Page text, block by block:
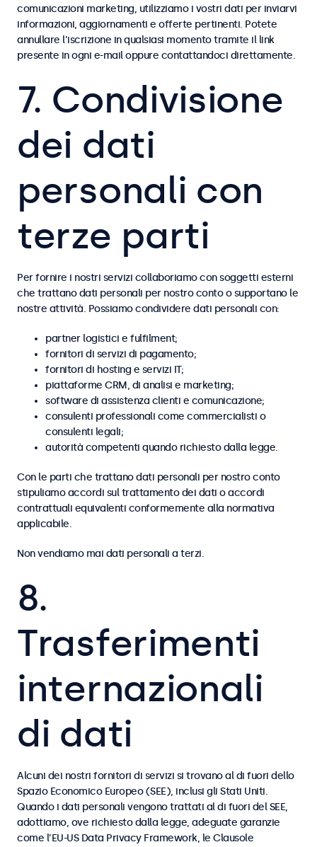
comunicazioni marketing, utilizziamo i vostri dati per inviarvi
informazioni, aggiornamenti e offerte pertinenti. Potete
annullare l’iscrizione in qualsiasi momento tramite il link
presente in ogni e-mail oppure contattandoci direttamente.
7. Condivisione
dei dati
personali con
terze parti
Per fornire i nostri servizi collaboriamo con soggetti esterni
che trattano dati personali per nostro conto o supportano le
nostre attività. Possiamo condividere dati personali con:
partner logistici e fulfilment;
fornitori di servizi di pagamento;
fornitori di hosting e servizi IT;
piattaforme CRM, di analisi e marketing;
software di assistenza clienti e comunicazione;
consulenti professionali come commercialisti o
consulenti legali;
autorità competenti quando richiesto dalla legge.
Con le parti che trattano dati personali per nostro conto
stipuliamo accordi sul trattamento dei dati o accordi
contrattuali equivalenti conformemente alla normativa
applicabile.
Non vendiamo mai dati personali a terzi.
8.
Trasferimenti
internazionali
di dati
Alcuni dei nostri fornitori di servizi si trovano al di fuori dello
Spazio Economico Europeo (SEE), inclusi gli Stati Uniti.
Quando i dati personali vengono trattati al di fuori del SEE,
adottiamo, ove richiesto dalla legge, adeguate garanzie
come l’EU-US Data Privacy Framework, le Clausole